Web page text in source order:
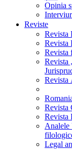
Opinia
Reviste
Revista
Revista
Revista
Revista
Revista
Revista
Revista
Analele
Legal